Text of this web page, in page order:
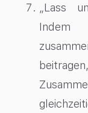
„Lass